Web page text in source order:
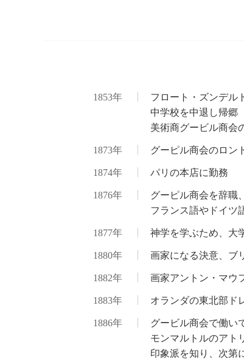
1853年
フロート・ズンデル
中学校を中退し帰郷
美術商グービル商会
1873年 グーピル商会のロン
1874年 パリの本店に勤務
1876年
グーピル商会を辞職
フランス語やドイツ
1877年 神学を学ぶため、大
1880年 画家になる決意、ブ
1882年 画家アントン・マウ
1883年 オランダの東北部ド
1886年
グービル商会で働い
モンマルトルのアト
印象派を知り、次第